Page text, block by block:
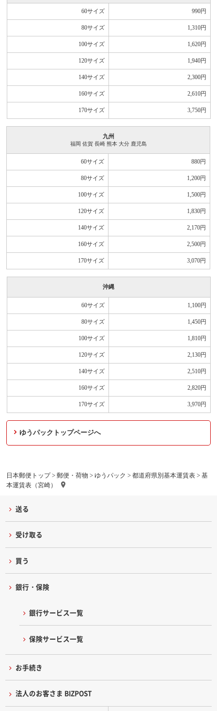
日本郵便トップ> 郵便・荷物 > ゆうパック > 都道府県別基本運賃表> 基
本運賃表（宮崎）
60サイズ 990円
80サイズ 1,310円
100サイズ 1,620円
120サイズ 1,940円
140サイズ 2,300円
160サイズ 2,610円
170サイズ 3,750円
九州
福岡 佐賀 長崎 熊本 大分 鹿児島
60サイズ 880円
80サイズ 1,200円
100サイズ 1,500円
120サイズ 1,830円
140サイズ 2,170円
160サイズ 2,500円
170サイズ 3,070円
沖縄
60サイズ 1,100円
80サイズ 1,450円
100サイズ 1,810円
120サイズ 2,130円
140サイズ 2,510円
160サイズ 2,820円
170サイズ 3,970円
ゆうパックトップページへ
送る
受け取る
買う
銀行・保険
銀行サービス一覧
保険サービス一覧
お手続き
法人のお客さま BIZPOST